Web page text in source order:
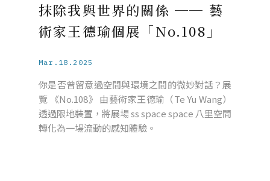
抹除我與世界的關係 ── 藝
術家王德瑜個展「No.108」
Mar.18.2025
你是否曾留意過空間與環境之間的微妙對話？展
覽 《No.108》 由藝術家王德瑜（Te Yu Wang）
透過限地裝置，將展場 ss space space 八里空間
轉化為一場流動的感知體驗。